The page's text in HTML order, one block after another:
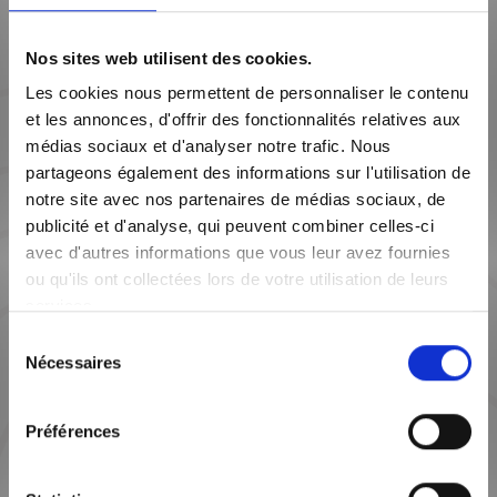
Nos sites web utilisent des cookies.
Les cookies nous permettent de personnaliser le contenu
et les annonces, d'offrir des fonctionnalités relatives aux
médias sociaux et d'analyser notre trafic. Nous
partageons également des informations sur l'utilisation de
notre site avec nos partenaires de médias sociaux, de
publicité et d'analyse, qui peuvent combiner celles-ci
avec d'autres informations que vous leur avez fournies
ou qu'ils ont collectées lors de votre utilisation de leurs
Nécessaires
Préférences
avant notre héritage exceptionnel au service des lyonnais.
Régie Simonneau, c’est 200 ans d’histoire au service de l’immobilier,
et une ambition intacte pour accompagner nos clients avec la même